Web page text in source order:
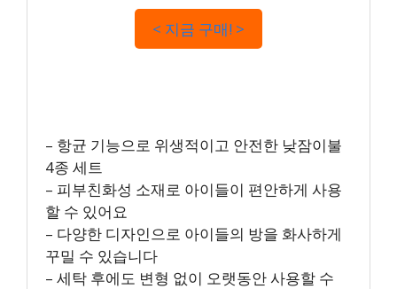
< 지금 구매! >
– 항균 기능으로 위생적이고 안전한 낮잠이불
4종 세트
– 피부친화성 소재로 아이들이 편안하게 사용
할 수 있어요
– 다양한 디자인으로 아이들의 방을 화사하게
꾸밀 수 있습니다
– 세탁 후에도 변형 없이 오랫동안 사용할 수